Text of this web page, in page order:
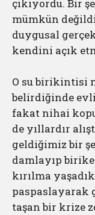
çıkıyordu. Bir
mümkün değildi
duygusal
kendini açık
O su birikintisi
belirdiğinde
fakat nihai
de yıllardır
geldiğimiz bir
damlayıp
kırılma
paspaslayarak
taşan bir krize